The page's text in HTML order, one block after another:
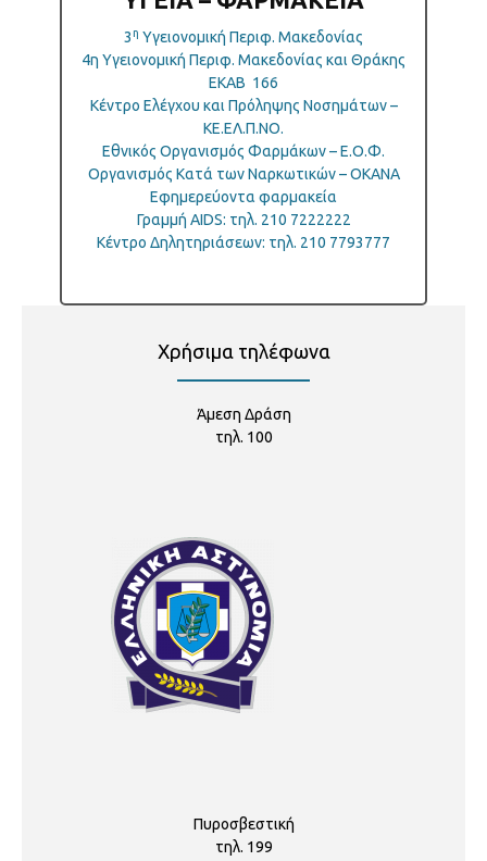
3 η Υγειονομική Περιφ. Μακεδονίας
4η Υγειονομική Περιφ. Μακεδονίας και Θράκης
ΕΚΑΒ 166
Κέντρο Ελέγχου και Πρόληψης Νοσημάτων –
ΚΕ.ΕΛ.Π.ΝΟ.
Εθνικός Οργανισμός Φαρμάκων – Ε.Ο.Φ.
Οργανισμός Κατά των Ναρκωτικών – ΟΚΑΝΑ
Εφημερεύοντα φαρμακεία
Γραμμή ΑΙDS: τηλ. 210 7222222
Κέντρο Δηλητηριάσεων: τηλ. 210 7793777
Χρήσιμα τηλέφωνα
Άμεση Δράση
τηλ. 100
Πυροσβεστική
τηλ. 199